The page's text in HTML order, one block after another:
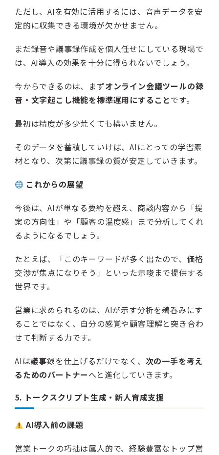
ただし、AIを有効に活用するには、音声データを安
定的に収集できる環境が欠かせません。
まだ録音や議事録作成を個人任せにしている現場で
は、AI導入の効果を十分に得られないでしょう。
今からできるのは、まずオンライン会議ツールの録
音・文字起こし機能を標準運用にすることです。
最初は精度が多少荒くても構いません。
そのデータを蓄積していけば、AIにとっての学習素
材となり、次第に議事録の質が安定していきます。
これからの展望
今後は、AIが単なる要約を超え、商談内容から「提
案の方向性」や「顧客の温度感」まで分析してくれ
るようになるでしょう。
たとえば、「このキーワードが多く出たので、価格
交渉が焦点になりそう」といった示唆まで提供する
世界です。
営業に求められるのは、AIが示す分析を鵜呑みにす
ることではなく、自分の感覚や顧客理解と突き合わ
せて判断する力です。
AIは議事録を仕上げるだけでなく、 次の一手を考え
るためのパートナーへと進化していきます。
5. トークスクリプト生成・新人育成支援
AI導入前の課題
営業トークの巧拙は属人的で、経験豊富なトップ営